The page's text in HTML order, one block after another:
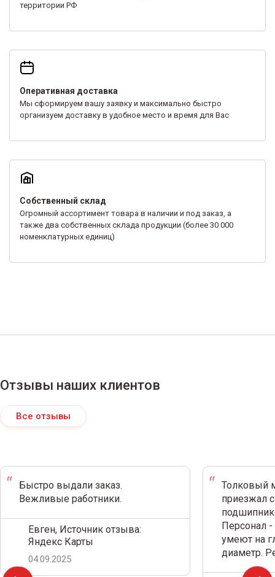
территории РФ
Оперативная доставка
Мы сформируем вашу заявку и максимально быстро
организуем доставку в удобное место и время для Вас
Собственный склад
Огромный ассортимент товара в наличии и под заказ, а
также два собственных склада продукции (более 30 000
номенклатурных единиц)
Отзывы наших клиентов
Все отзывы
Быстро выдали заказ.
Вежливые работники.
Евген, Источник отзыва:
Яндекс Карты
04.09.2025
Толковый
приезжал
Персонал
умеют на
диаметр.